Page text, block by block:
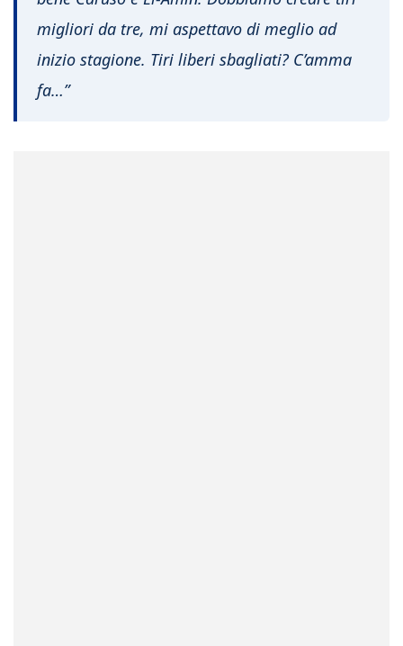
migliori da tre, mi aspettavo di meglio ad
inizio stagione. Tiri liberi sbagliati? C’amma
fa…”